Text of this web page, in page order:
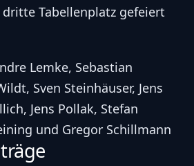
Tabellenplatz gefeiert
Lemke, Sebastian
Sven Steinhäuser, Jens
Jens Pollak, Stefan
und Gregor Schillmann